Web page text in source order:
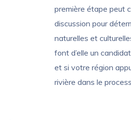
première étape peut
discussion pour
naturelles et
font d’elle un
et si votre région
rivière dans le